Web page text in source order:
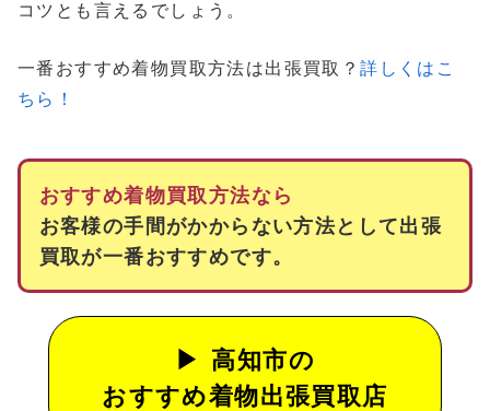
コツとも言えるでしょう。
一番おすすめ着物買取方法は出張買取？詳しくはこ
ちら！
おすすめ着物買取方法なら
お客様の手間がかからない方法として出張
買取が一番おすすめです。
高知市の
おすすめ着物出張買取店